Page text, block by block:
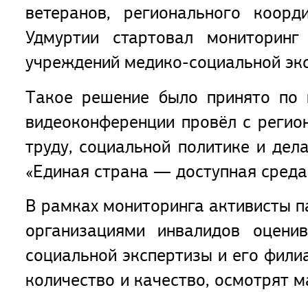
ветеранов, регионального
Удмуртии стартовал
учреждений медико-социальной
Такое решение было принято по
видеоконференции провёл с
труду, социальной политике и
«Единая страна — доступная
В рамках мониторинга активисты
организациями инвалидов
социальной экспертизы и его
количество и качество, осмотрят